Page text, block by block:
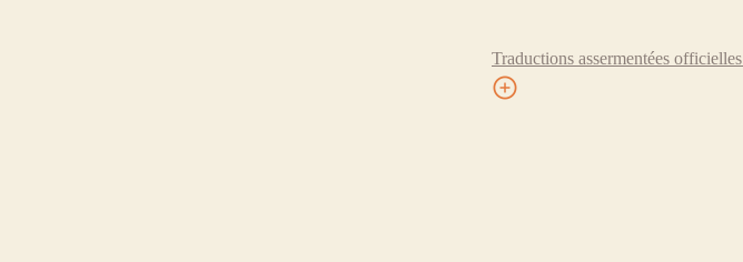
Traductions assermentées officielles